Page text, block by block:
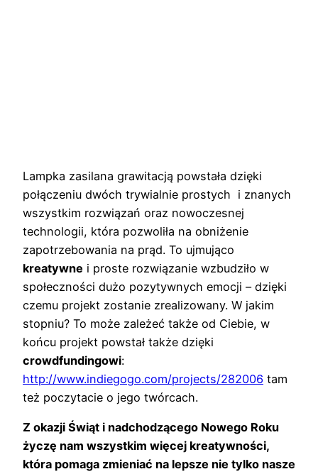
Lampka zasilana grawitacją powstała dzięki
połączeniu dwóch trywialnie prostych i znanych
wszystkim rozwiązań oraz nowoczesnej
technologii, która pozwoliła na obniżenie
zapotrzebowania na prąd. To ujmująco
kreatywne i proste rozwiązanie wzbudziło w
społeczności dużo pozytywnych emocji – dzięki
czemu projekt zostanie zrealizowany. W jakim
stopniu? To może zależeć także od Ciebie, w
końcu projekt powstał także dzięki
crowdfundingowi:
http://www.indiegogo.com/projects/282006 tam
też poczytacie o jego twórcach.
Z okazji Świąt i nadchodzącego Nowego Roku
życzę nam wszystkim więcej kreatywności,
która pomaga zmieniać na lepsze nie tylko nasze